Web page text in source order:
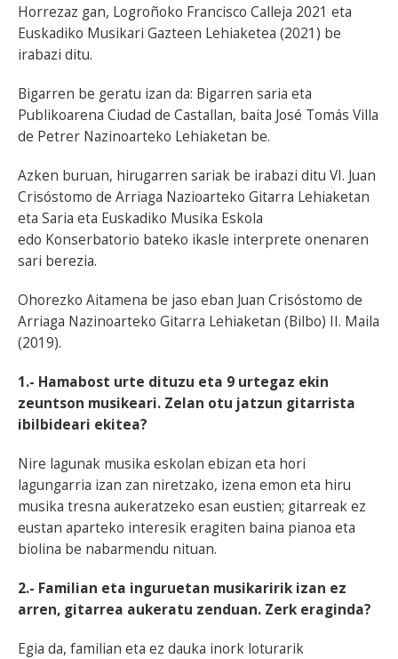
Horrezaz gan, Logroñoko Francisco Calleja 2021 eta
Euskadiko Musikari Gazteen Lehiaketea (2021) be
irabazi ditu.
Bigarren be geratu izan da: Bigarren saria eta
Publikoarena Ciudad de Castallan, baita José Tomás Villa
de Petrer Nazinoarteko Lehiaketan be.
Azken buruan, hirugarren sariak be irabazi ditu VI. Juan
Crisóstomo de Arriaga Nazioarteko Gitarra Lehiaketan
eta Saria eta Euskadiko Musika Eskola
edo Konserbatorio bateko ikasle interprete onenaren
sari berezia.
Ohorezko Aitamena be jaso eban Juan Crisóstomo de
Arriaga Nazinoarteko Gitarra Lehiaketan (Bilbo) II. Maila
(2019).
1.- Hamabost urte dituzu eta 9 urtegaz ekin
zeuntson musikeari. Zelan otu jatzun gitarrista
ibilbideari ekitea?
Nire lagunak musika eskolan ebizan eta hori
lagungarria izan zan niretzako, izena emon eta hiru
musika tresna aukeratzeko esan eustien; gitarreak ez
eustan aparteko interesik eragiten baina pianoa eta
biolina be nabarmendu nituan.
2.- Familian eta inguruetan musikaririk izan ez
arren, gitarrea aukeratu zenduan. Zerk eraginda?
Egia da, familian eta ez dauka inork loturarik